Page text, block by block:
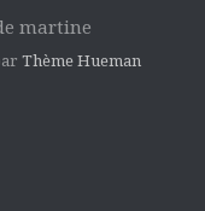
martine
Thème Hueman